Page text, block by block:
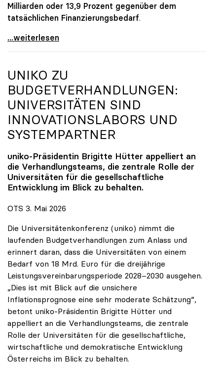
Milliarden oder 13,9 Prozent gegenüber dem
tatsächlichen Finanzierungsbedarf.
\"Österreich ist für die heimischen Universitäten
...weiterlesen
UNIKO ZU
BUDGETVERHANDLUNGEN:
UNIVERSITÄTEN SIND
INNOVATIONSLABORS UND
SYSTEMPARTNER
uniko-Präsidentin Brigitte Hütter appelliert an
die Verhandlungsteams, die zentrale Rolle der
Universitäten für die gesellschaftliche
Entwicklung im Blick zu behalten.
OTS 3. Mai 2026
Die Universitätenkonferenz (uniko) nimmt die
laufenden Budgetverhandlungen zum Anlass und
erinnert daran, dass die Universitäten von einem
Bedarf von 18 Mrd. Euro für die dreijährige
Leistungsvereinbarungsperiode 2028–2030 ausgehen.
„Dies ist mit Blick auf die unsichere
Inflationsprognose eine sehr moderate Schätzung“,
betont uniko-Präsidentin Brigitte Hütter und
appelliert an die Verhandlungsteams, die zentrale
Rolle der Universitäten für die gesellschaftliche,
wirtschaftliche und demokratische Entwicklung
Österreichs im Blick zu behalten.